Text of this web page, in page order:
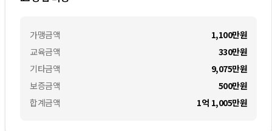
가맹금액
교육금액
기타금액
보증금액
합계금액
1,100만원
330만원
9,075만원
500만원
1억 1,005만원